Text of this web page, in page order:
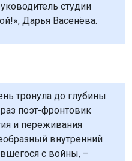
студии
Дарья Васенёва.
тронула до глубины
поэт-фронтовик
и переживания
внутренний
с войны, –